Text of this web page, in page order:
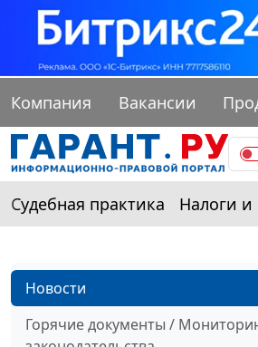
Компания Вакансии
Судебная практика Налоги и
Новости
Горячие документы /